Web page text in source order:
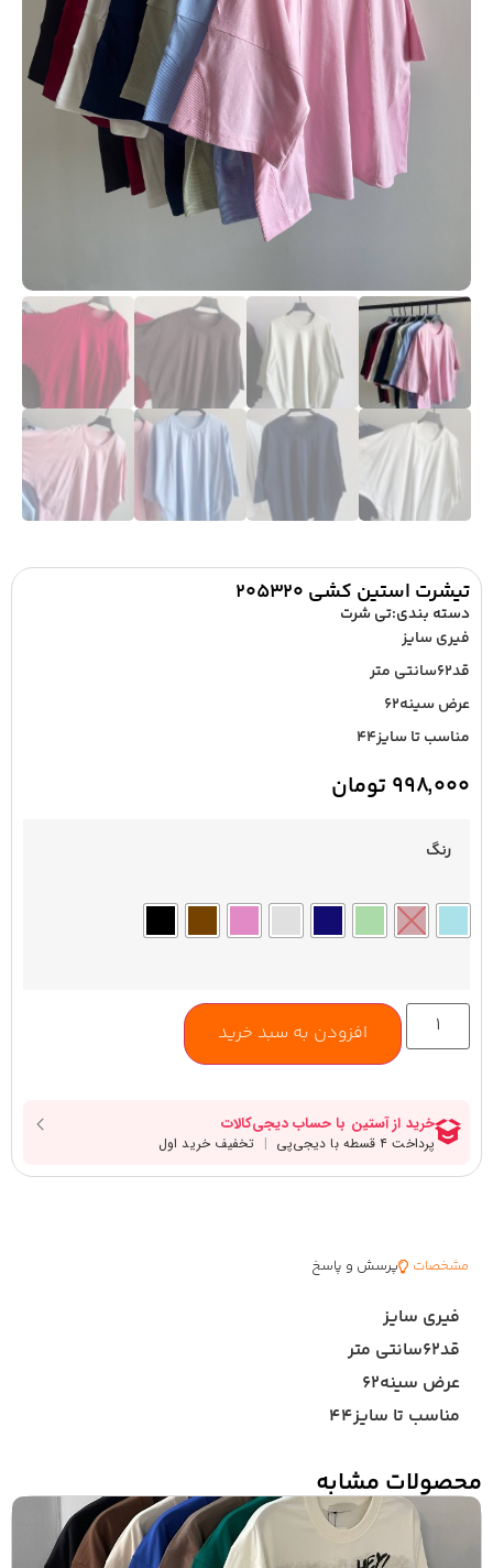
تیشرت استین کشی ۲۰۵۳۲۰
دسته بندی:تی شرت
فیری سایز
قد۶۲سانتی متر
عرض سینه۶۲
مناسب تا سایز۴۴
۹۹۸,۰۰۰ تومان
رنگ
افزودن به سبد خرید
مشخصات پرسش و پاسخ
فیری سایز
قد۶۲سانتی متر
عرض سینه۶۲
مناسب تا سایز۴۴
محصولات مشابه